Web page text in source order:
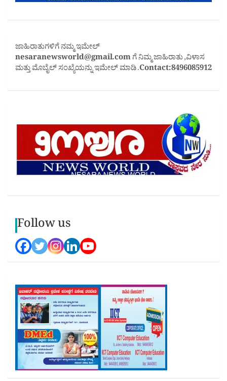
ಜಾಹಿರಾತುಗಳಿಗೆ ನಮ್ಮ ಇಮೇಲ್
nesaranewsworld@gmail.comಗೆ ನಿಮ್ಮ ಜಾಹಿರಾತು ,ವಿಳಾಸ
ಮತ್ತು ಮೊಬೈಲ್ ಸಂಖ್ಯೆಯನ್ನು ಇಮೇಲ್ ಮಾಡಿ .Contact:8496085912
Follow us